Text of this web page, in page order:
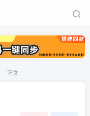
正文